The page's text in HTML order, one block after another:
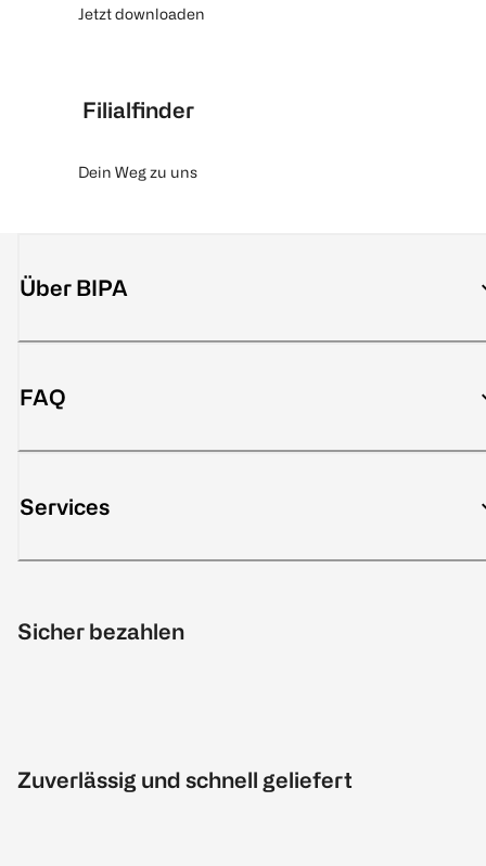
Jetzt downloaden
Filialfinder
Dein Weg zu uns
Über BIPA
FAQ
Services
Sicher bezahlen
Zuverlässig und schnell geliefert